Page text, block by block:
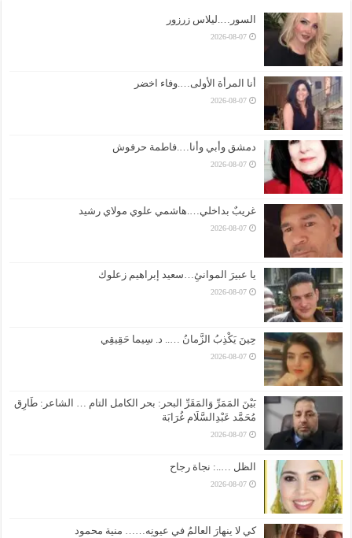
السور….ليلاس زرزور
2026-08-07
أنا المرأة الأولى….وفاء اخضر
2026-08-07
دمشق وأبي وأنا….فاطمة حرفوش
2026-08-07
غريبٌ بداخلي….هاشمي علوي مولاي رشيد
2026-08-07
يا عبيرَ الموانئِ…سعيد إبراهيم زعلوك
2026-08-07
حِينَ يَكْذِبُ الزَّمانُ ….. د. سِيما حَقِيقِي
2026-08-07
بَيْنَ المَمَرِّ وَالمَقَرِّ البحر: بحر الكامل التام … الشاعر: طَارِق
مُحَمَّد عَبْدِالسَّلَام غُرَابَة
2026-08-07
الظل …..: نجاة رجاح
2026-08-07
كي لا ينهارَ العالمُ في عيونِه…… منية محمود